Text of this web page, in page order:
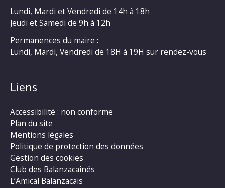
Lundi, Mardi et Vendredi de 14h à 18h
Jeudi et Samedi de 9h à 12h
Permanences du maire :
Lundi, Mardi, Vendredi de 18H à 19H sur rendez-vous
Liens
Accessibilité : non conforme
Plan du site
Mentions légales
Politique de protection des données
Gestion des cookies
Club des Balanzacaînés
L’Amical Balanzacais